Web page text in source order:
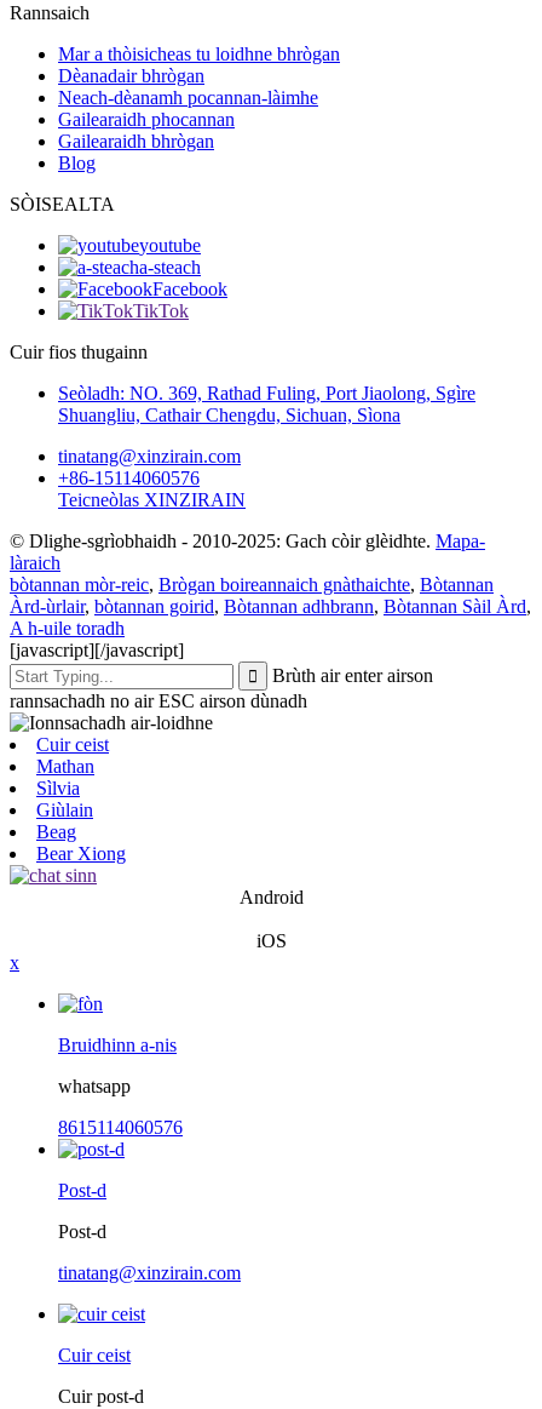
Rannsaich
Mar a thòisicheas tu loidhne bhrògan
Dèanadair bhrògan
Neach-dèanamh pocannan-làimhe
Gailearaidh phocannan
Gailearaidh bhrògan
Blog
SÒISEALTA
youtube
a-steach
Facebook
TikTok
Cuir fios thugainn
Seòladh: NO. 369, Rathad Fuling, Port Jiaolong, Sgìre
Shuangliu, Cathair Chengdu, Sichuan, Sìona
tinatang@xinzirain.com
+86-15114060576
Teicneòlas XINZIRAIN
© Dlighe-sgrìobhaidh - 2010-2025: Gach còir glèidhte. Mapa-
làraich
bòtannan mòr-reic, Brògan boireannaich gnàthaichte, Bòtannan
Àrd-ùrlair, bòtannan goirid, Bòtannan adhbrann, Bòtannan Sàil Àrd,
A h-uile toradh
[javascript][/javascript]
Brùth air enter airson
rannsachadh no air ESC airson dùnadh
Cuir ceist
Mathan
Sìlvia
Giùlain
Beag
Bear Xiong
Android
iOS
x
Bruidhinn a-nis
whatsapp
8615114060576
Post-d
Post-d
tinatang@xinzirain.com
Cuir ceist
Cuir post-d